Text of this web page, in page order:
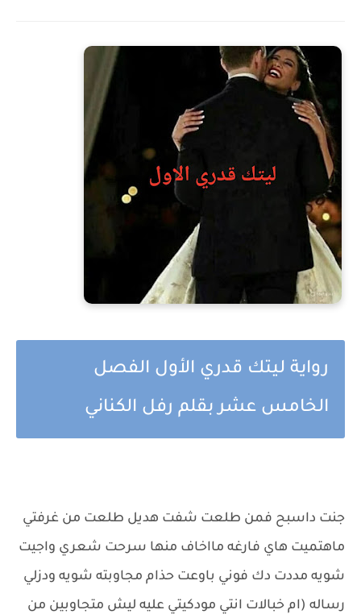
رواية ليتك قدري الأول الفصل
الخامس عشر بقلم رفل الكناني
جنت داسبح فمن طلعت شفت هديل طلعت من غرفتي
ماهتميت هاي فارغه مااخاف منها سرحت شعري واجيت
شويه مددت دك فوني باوعت حذام مجاوبته شويه ودزلي
رساله (ام خبالات انتي مودكيتي عليه ليش متجاوبين من